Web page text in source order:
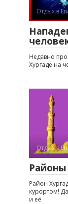
Отдых в
Недавно
Хургаде на
Отдых в
Район
курортом!
и её